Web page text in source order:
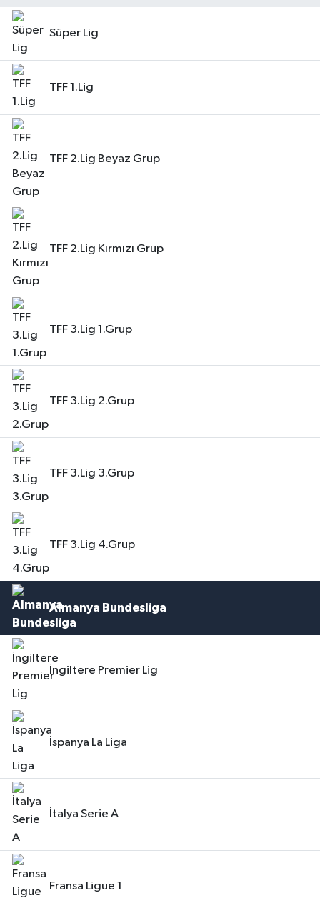
Süper Lig
TFF 1.Lig
TFF 2.Lig Beyaz Grup
TFF 2.Lig Kırmızı Grup
TFF 3.Lig 1.Grup
TFF 3.Lig 2.Grup
TFF 3.Lig 3.Grup
TFF 3.Lig 4.Grup
Almanya Bundesliga
İngiltere Premier Lig
İspanya La Liga
İtalya Serie A
Fransa Ligue 1